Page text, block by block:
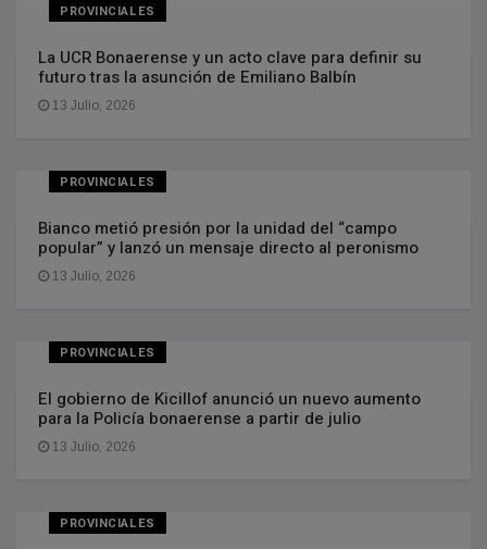
PROVINCIALES
La UCR Bonaerense y un acto clave para definir su
futuro tras la asunción de Emiliano Balbín
13 Julio, 2026
PROVINCIALES
Bianco metió presión por la unidad del “campo
popular” y lanzó un mensaje directo al peronismo
13 Julio, 2026
PROVINCIALES
El gobierno de Kicillof anunció un nuevo aumento
para la Policía bonaerense a partir de julio
13 Julio, 2026
PROVINCIALES